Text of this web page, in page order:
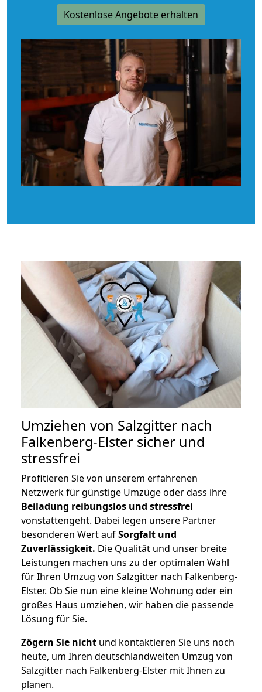
Kostenlose Angebote erhalten
Umziehen von Salzgitter nach
Falkenberg-Elster sicher und
stressfrei
Profitieren Sie von unserem erfahrenen
Netzwerk für günstige Umzüge oder dass ihre
Beiladung reibungslos und stressfrei
vonstattengeht. Dabei legen unsere Partner
besonderen Wert aufSorgfalt und
Zuverlässigkeit. Die Qualität und unser breite
Leistungen machen uns zu der optimalen Wahl
für Ihren Umzug von Salzgitter nach Falkenberg-
Elster. Ob Sie nun eine kleine Wohnung oder ein
großes Haus umziehen, wir haben die passende
Lösung für Sie.
Zögern Sie nicht und kontaktieren Sie uns noch
heute, um Ihren deutschlandweiten Umzug von
Salzgitter nach Falkenberg-Elster mit Ihnen zu
planen.